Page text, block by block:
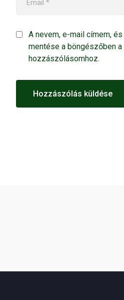
A nevem, e-mail címem,
mentése a böngészőben
hozzászólásomhoz.